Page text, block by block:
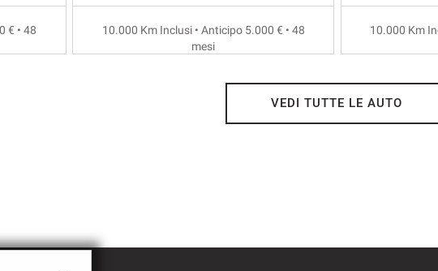
€ • 48
10.000 Km Inclusi • Anticipo 5.000 € • 48
mesi
10.000 Km
VEDI TUTTE LE AUTO